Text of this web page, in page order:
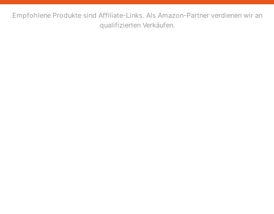
Empfohlene Produkte sind Affiliate-Links. Als Amazon-Partner verdienen wir an
qualifizierten Verkäufen.